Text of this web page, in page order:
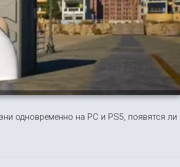
одновременно на PC и PS5, появятся ли